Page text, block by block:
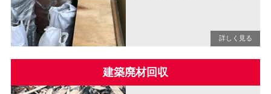
建築廃材回収